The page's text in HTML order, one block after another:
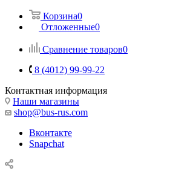
Корзина0
Отложенные0
Сравнение товаров0
8 (4012) 99-99-22
Контактная информация
Наши магазины
shop@bus-rus.com
Вконтакте
Snapchat